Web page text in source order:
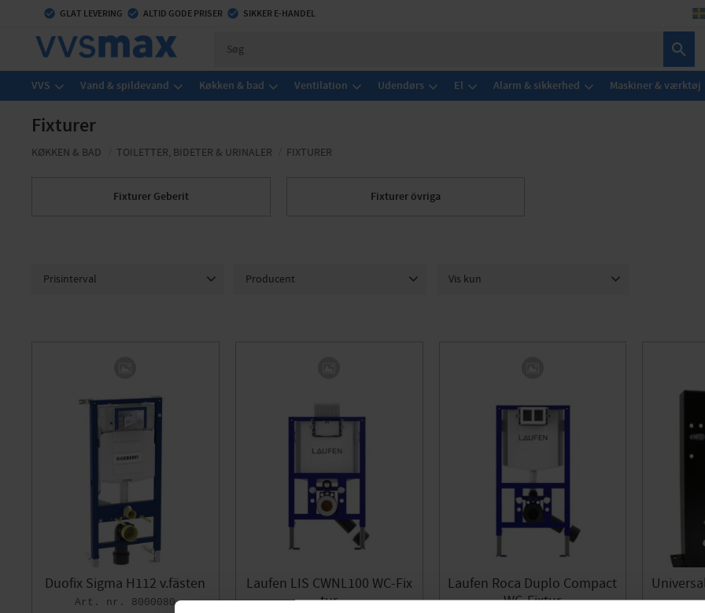
check_circle GLAT LEVERING check_circle ALTID GODE PRISER check_circle SIKKER E-HANDEL
VVS Vand & spildevand Køkken & bad Ventilation Udendørs El Alarm & sikkerhed Maskiner & værktøj
Fixturer
KØKKEN & BAD TOILETTER, BIDETER & URINALER FIXTURER
Fixturer Geberit Fixturer övriga
Prisinterval Producent Vis kun
Duofix Sigma H112 v.fästen
8000080
Laufen LIS CWNL100 WC-Fix
tur
Laufen Roca Duplo Compact
WC-Fixtur